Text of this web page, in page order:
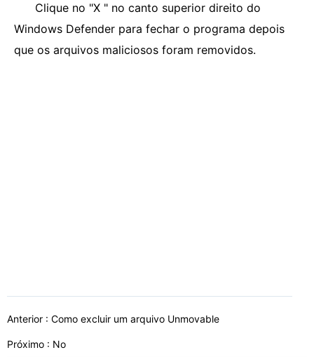
Clique no "X " no canto superior direito do
Windows Defender para fechar o programa depois
que os arquivos maliciosos foram removidos.
Anterior : Como excluir um arquivo Unmovable
Próximo : No